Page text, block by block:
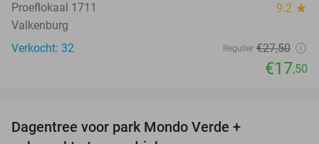
Proeflokaal 1711 9.2 star
Valkenburg
Verkocht: 32
Regulier €27,50
€17,50
Dagentree voor park Mondo Verde +